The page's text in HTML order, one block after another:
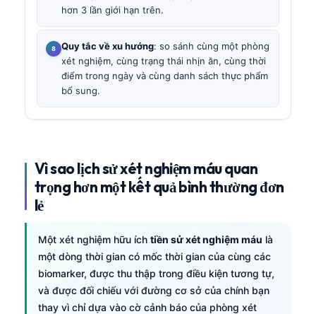
hơn 3 lần giới hạn trên.
Quy tắc về xu hướng: so sánh cùng một phòng
xét nghiệm, cùng trạng thái nhịn ăn, cùng thời
điểm trong ngày và cùng danh sách thực phẩm
bổ sung.
Vì sao lịch sử xét nghiệm máu quan
trọng hơn một kết quả bình thường đơn
lẻ
Một xét nghiệm hữu ích tiền sử xét nghiệm máu là
một dòng thời gian có mốc thời gian của cùng các
biomarker, được thu thập trong điều kiện tương tự,
và được đối chiếu với đường cơ sở của chính bạn
thay vì chỉ dựa vào cờ cảnh báo của phòng xét